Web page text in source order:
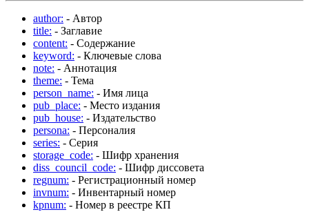
author: - Автор
title: - Заглавие
content: - Содержание
keyword: - Ключевые слова
note: - Аннотация
theme: - Тема
person_name: - Имя лица
pub_place: - Место издания
pub_house: - Издательство
persona: - Персоналия
series: - Серия
storage_code: - Шифр хранения
diss_council_code: - Шифр диссовета
regnum: - Регистрационный номер
invnum: - Инвентарный номер
kpnum: - Номер в реестре КП